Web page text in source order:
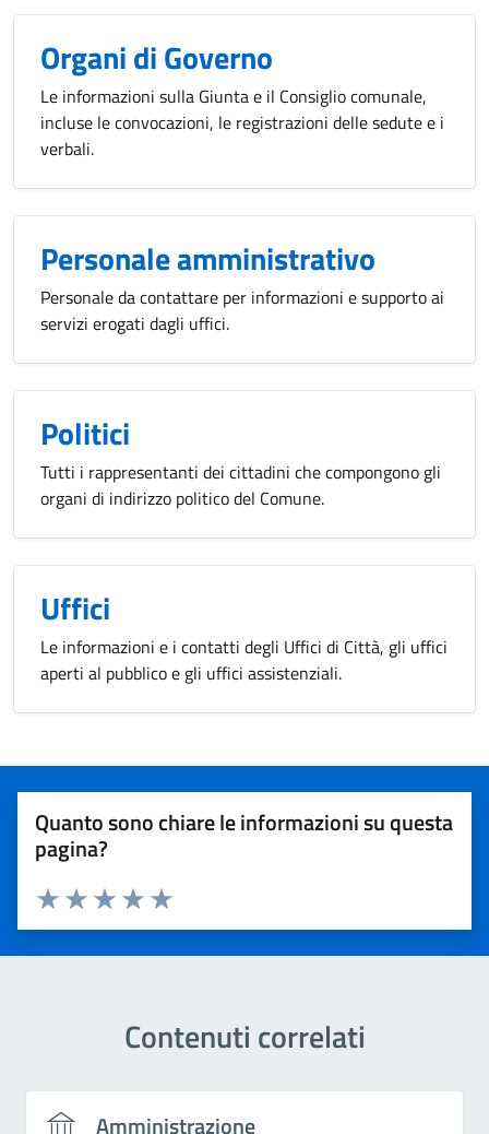
Organi di Governo
Le informazioni sulla Giunta e il Consiglio comunale,
incluse le convocazioni, le registrazioni delle sedute e i
verbali.
Personale amministrativo
Personale da contattare per informazioni e supporto ai
servizi erogati dagli uffici.
Politici
Tutti i rappresentanti dei cittadini che compongono gli
organi di indirizzo politico del Comune.
Uffici
Le informazioni e i contatti degli Uffici di Città, gli uffici
aperti al pubblico e gli uffici assistenziali.
Quanto sono chiare le informazioni su questa
pagina?
Valuta 5 stelle su 5
Valuta 4 stelle su 5
Valuta 3 stelle su 5
Valuta 2 stelle su 5
Valuta 1 stelle su 5
Contenuti correlati
Amministrazione